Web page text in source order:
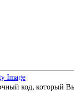
код, который